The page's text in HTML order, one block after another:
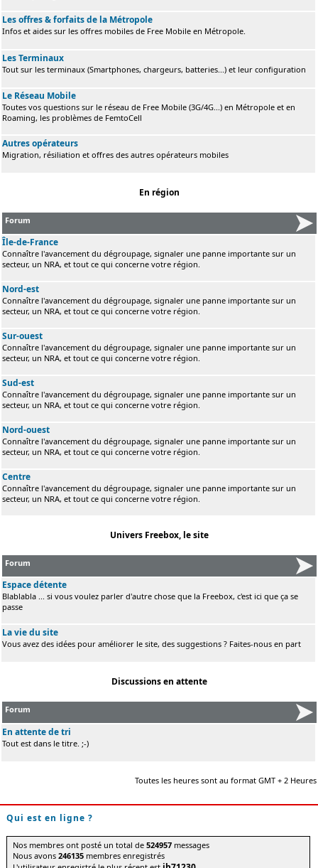
Les offres & forfaits de la Métropole
Infos et aides sur les offres mobiles de Free Mobile en Métropole.
Les Terminaux
Tout sur les terminaux (Smartphones, chargeurs, batteries...) et leur configuration
Le Réseau Mobile
Toutes vos questions sur le réseau de Free Mobile (3G/4G...) en Métropole et en
Roaming, les problèmes de FemtoCell
Autres opérateurs
Migration, résiliation et offres des autres opérateurs mobiles
En région
Forum
Île-de-France
Connaître l'avancement du dégroupage, signaler une panne importante sur un
secteur, un NRA, et tout ce qui concerne votre région.
Nord-est
Connaître l'avancement du dégroupage, signaler une panne importante sur un
secteur, un NRA, et tout ce qui concerne votre région.
Sur-ouest
Connaître l'avancement du dégroupage, signaler une panne importante sur un
secteur, un NRA, et tout ce qui concerne votre région.
Sud-est
Connaître l'avancement du dégroupage, signaler une panne importante sur un
secteur, un NRA, et tout ce qui concerne votre région.
Nord-ouest
Connaître l'avancement du dégroupage, signaler une panne importante sur un
secteur, un NRA, et tout ce qui concerne votre région.
Centre
Connaître l'avancement du dégroupage, signaler une panne importante sur un
secteur, un NRA, et tout ce qui concerne votre région.
Univers Freebox, le site
Forum
Espace détente
Blablabla ... si vous voulez parler d'autre chose que la Freebox, c'est ici que ça se
passe
La vie du site
Vous avez des idées pour améliorer le site, des suggestions ? Faites-nous en part
Discussions en attente
Forum
En attente de tri
Tout est dans le titre. ;-)
Toutes les heures sont au format GMT + 2 Heures
Qui est en ligne ?
Nos membres ont posté un total de524957 messages
Nous avons246135 membres enregistrés